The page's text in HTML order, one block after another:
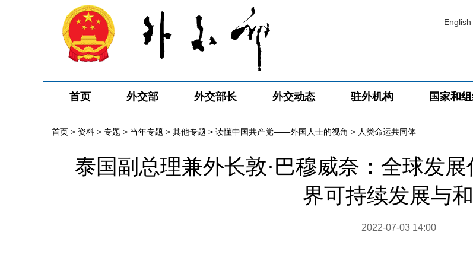
English
首页 外交部 外交部长 外交动态 驻外机构 国家和
首页 > 资料 > 专题 > 当年专题 > 其他专题 > 读懂中国共产党——外国人士的视角 > 人类命运共同体
泰国副总理兼外长敦·巴穆威奈：全球发
界可持续发展与
2022-07-03 14:00